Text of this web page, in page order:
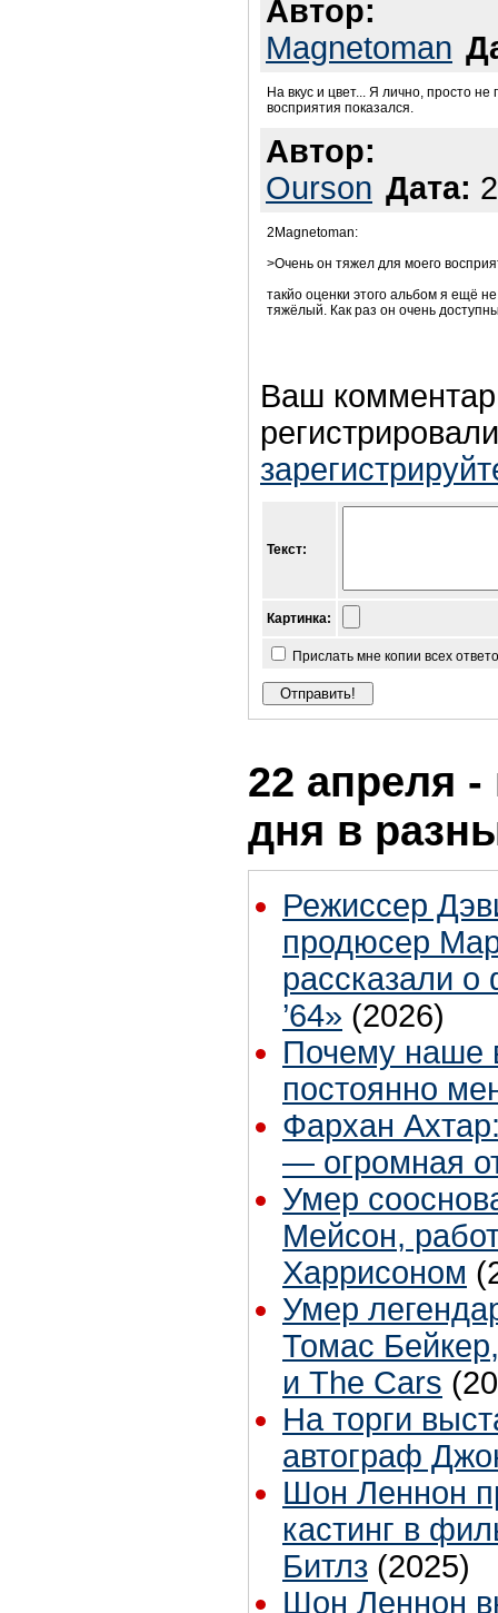
Автор:
Magnetoman
На вкус и цвет... Я лично, просто
восприятия показался.
Автор:
Ourson Дата:
2Magnetoman:
>Очень он тяжел для моего
такйо оценки этого альбом я ещё
тяжёлый. Как раз он очень
Ваш
Текст:
Картинка:
Прислать мне копии всех
22 апреля -
дня в
Режиссер
продюсер
рассказали
’64» (2026)
Почему наше
постоянно
Фархан
— огромная
Умер
Мейсон,
Харрисоном
Умер
Томаc
и The Cars
На торги
автограф
Шон Леннон
кастинг в
Битлз (2025)
Шон Леннон